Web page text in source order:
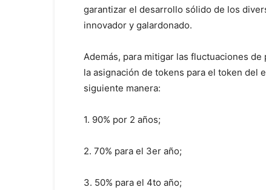
garantizar el desarrollo sólido de los
innovador y galardonado.
Además, para mitigar las fluctuaciones
la asignación de tokens para el token del
siguiente manera:
1. 90% por 2 años;
2. 70% para el 3er año;
3. 50% para el 4to año;